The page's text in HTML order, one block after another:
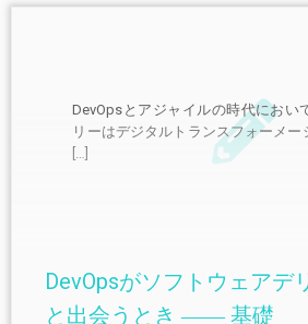
DevOpsとアジャイルの時代におい
リーはデジタルトランスフォーメー
DevOpsがソフトウェアデ
と出会うとき ―― 基礎